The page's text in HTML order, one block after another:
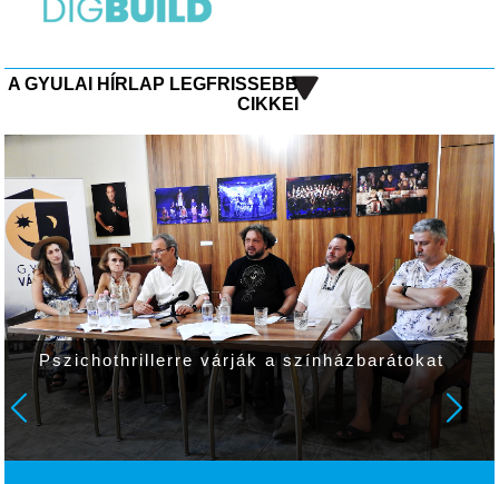
A GYULAI HÍRLAP LEGFRISSEBB
CIKKEI
a színházbarátokat
Befejeződött a Csabai
harmadik cikkelyének